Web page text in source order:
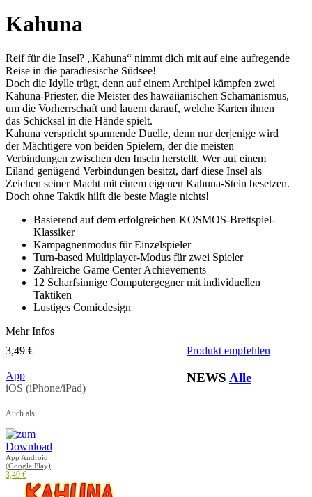
Kahuna
Reif für die Insel? „Kahuna“ nimmt dich mit auf eine aufregende
Reise in die paradiesische Südsee!
Doch die Idylle trügt, denn auf einem Archipel kämpfen zwei
Kahuna-Priester, die Meister des hawaiianischen Schamanismus,
um die Vorherrschaft und lauern darauf, welche Karten ihnen
das Schicksal in die Hände spielt.
Kahuna verspricht spannende Duelle, denn nur derjenige wird
der Mächtigere von beiden Spielern, der die meisten
Verbindungen zwischen den Inseln herstellt. Wer auf einem
Eiland genügend Verbindungen besitzt, darf diese Insel als
Zeichen seiner Macht mit einem eigenen Kahuna-Stein besetzen.
Doch ohne Taktik hilft die beste Magie nichts!
Basierend auf dem erfolgreichen KOSMOS-Brettspiel-
Klassiker
Kampagnenmodus für Einzelspieler
Turn-based Multiplayer-Modus für zwei Spieler
Zahlreiche Game Center Achievements
12 Scharfsinnige Computergegner mit individuellen
Taktiken
Lustiges Comicdesign
Mehr Infos
3,49 €
App
iOS (iPhone/iPad)
Auch als:
App Android
(Google Play)
3,49 €
Produkt empfehlen
NEWS Alle